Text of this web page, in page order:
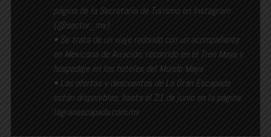
página de la Secretaría de Turismo en Instagram
(@sectur_mx)
•⁠ ⁠Se trata de un viaje redondo con un acompañante
en Mexicana de Aviación, recorrido en el Tren Maya y
hospedaje en los hoteles del Mundo Maya
•⁠ ⁠Las ofertas y descuentos de La Gran Escapada
están disponibles, hasta el 21 de junio en la página:
lagranescapada.com.mx